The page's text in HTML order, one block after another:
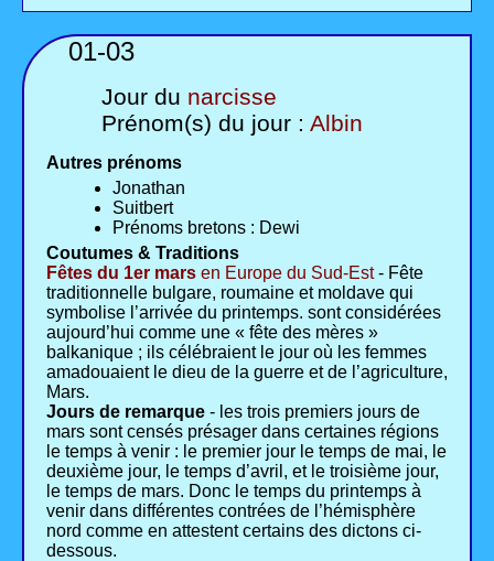
01-03
Jour du narcisse
Prénom(s) du jour : Albin
Autres prénoms
Jonathan
Suitbert
Prénoms bretons : Dewi
Coutumes & Traditions
Fêtes du 1er mars en Europe du Sud-Est- Fête
traditionnelle bulgare, roumaine et moldave qui
symbolise l’arrivée du printemps. sont considérées
aujourd’hui comme une « fête des mères »
balkanique ; ils célébraient le jour où les femmes
amadouaient le dieu de la guerre et de l’agriculture,
Mars.
Jours de remarque - les trois premiers jours de
mars sont censés présager dans certaines régions
le temps à venir : le premier jour le temps de mai, le
deuxième jour, le temps d’avril, et le troisième jour,
le temps de mars. Donc le temps du printemps à
venir dans différentes contrées de l’hémisphère
nord comme en attestent certains des dictons ci-
dessous.